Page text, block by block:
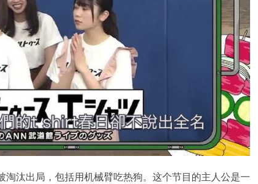
汰出局，包括用机械臂吃热狗。这个节目的主人公是一